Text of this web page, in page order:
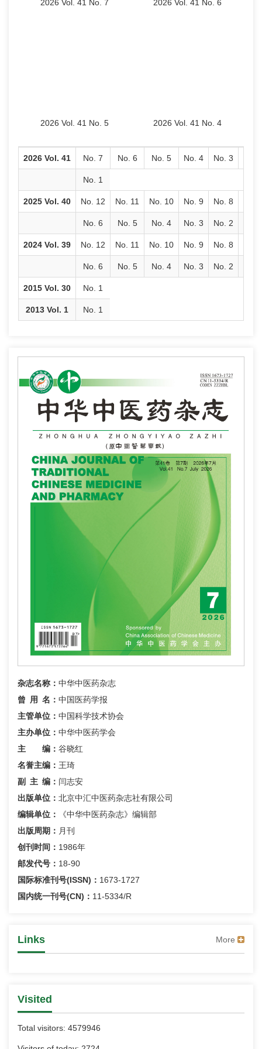
2026 Vol. 41 No. 7 2026 Vol. 41 No. 6
2026 Vol. 41 No. 5 2026 Vol. 41 No. 4
2026 Vol. 41 No. 7 No. 6 No. 5 No. 4 No. 3
No. 1
2025 Vol. 40 No. 12 No. 11 No. 10 No. 9 No. 8
No. 6 No. 5 No. 4 No. 3 No. 2
2024 Vol. 39 No. 12 No. 11 No. 10 No. 9 No. 8
No. 6 No. 5 No. 4 No. 3 No. 2
2015 Vol. 30 No. 1
2013 Vol. 1 No. 1
杂志名称： 中华中医药杂志
曾用名： 中国医药学报
主管单位： 中国科学技术协会
主办单位： 中华中医药学会
主 编： 谷晓红
名誉主编： 王琦
副主编： 闫志安
出版单位： 北京中汇中医药杂志社有限公司
编辑单位：
《中华中医药杂志》编辑部
出版周期： 月刊
创刊时间： 1986年
邮发代号： 18-90
国际标准刊号(ISSN)： 1673-1727
国内统一刊号(CN)： 11-5334/R
Links More
Visited
Total visitors: 4579946